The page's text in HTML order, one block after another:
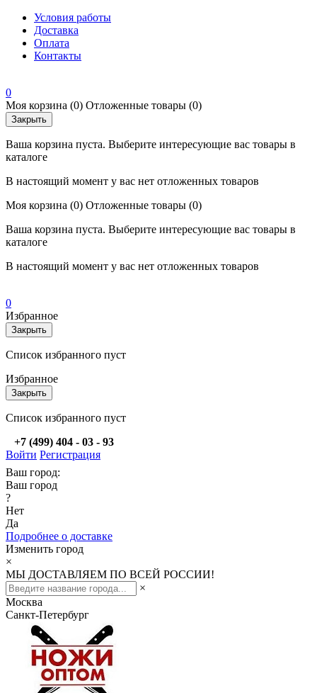
Условия работы
Доставка
Оплата
Контакты
0
Моя корзина (0) Отложенные товары (0)
Закрыть
Ваша корзина пуста. Выберите интересующие вас товары в
каталоге
В настоящий момент у вас нет отложенных товаров
Моя корзина (0) Отложенные товары (0)
Ваша корзина пуста. Выберите интересующие вас товары в
каталоге
В настоящий момент у вас нет отложенных товаров
0
Избранное
Закрыть
Список избранного пуст
Избранное
Закрыть
Список избранного пуст
+7 (499) 404 - 03 - 93
Войти Регистрация
Ваш город:
Ваш город
?
Нет
Да
Подробнее о доставке
Изменить город
×
МЫ ДОСТАВЛЯЕМ ПО ВСЕЙ РОССИИ!
×
Москва
Санкт-Петербург